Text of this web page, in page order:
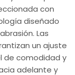
con
diseñado
Las
un ajuste
de comodidad y
adelante y